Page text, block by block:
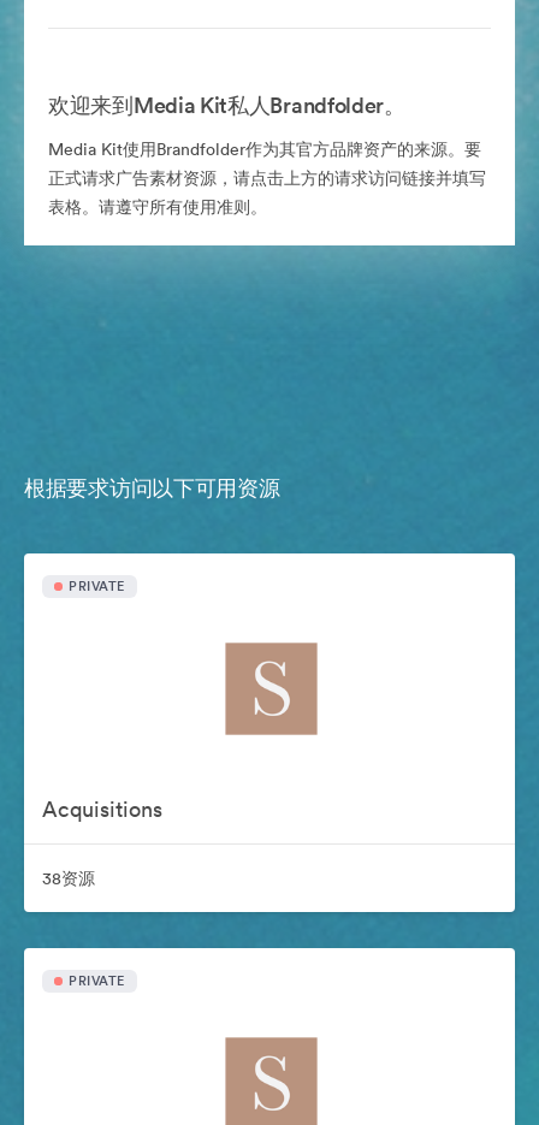
欢迎来到Media Kit私人Brandfolder。
Media Kit使用Brandfolder作为其官方品牌资产的来源。要
正式请求广告素材资源，请点击上方的请求访问链接并填写
表格。请遵守所有使用准则。
根据要求访问以下可用资源
PRIVATE
Acquisitions
38资源
PRIVATE